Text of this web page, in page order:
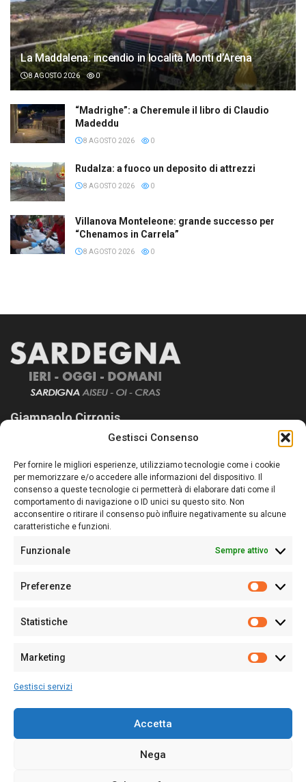
Gestisci Consenso
Per fornire le migliori esperienze, utilizziamo tecnologie come i cookie
per memorizzare e/o accedere alle informazioni del dispositivo. Il
consenso a queste tecnologie ci permetterà di elaborare dati come il
comportamento di navigazione o ID unici su questo sito. Non
acconsentire o ritirare il consenso può influire negativamente su alcune
caratteristiche e funzioni.
Funzionale Sempre attivo
Preferenze
Statistiche
Marketing
Gestisci servizi
Accetta
Nega
La Maddalena: incendio in località Monti d’Arena
8 AGOSTO 2026 0
“Madrighe”: a Cheremule il libro di Claudio
Madeddu
8 AGOSTO 2026 0
Rudalza: a fuoco un deposito di attrezzi
8 AGOSTO 2026 0
Villanova Monteleone: grande successo per
“Chenamos in Carrela”
8 AGOSTO 2026 0
Giampaolo Cirronis
Sardegna Ieri-Oggi-Domani nasce per informare “liberamente” i
lettori su quanto accade in Sardegna, con un occhio rivolto al
nostro passato e, soprattutto, al nostro futuro
Follow Us
Sede:Via Cristoforo Colombo 09013 Carbonia
Partita IVA02270380922
128/2020 del 10/02/2020
Per la Pubblicità: